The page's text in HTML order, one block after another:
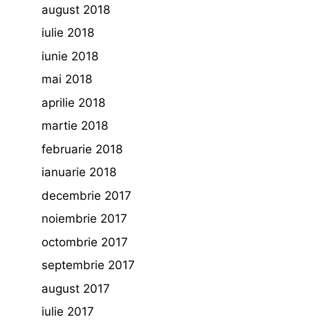
august 2018
iulie 2018
iunie 2018
mai 2018
aprilie 2018
martie 2018
februarie 2018
ianuarie 2018
decembrie 2017
noiembrie 2017
octombrie 2017
septembrie 2017
august 2017
iulie 2017